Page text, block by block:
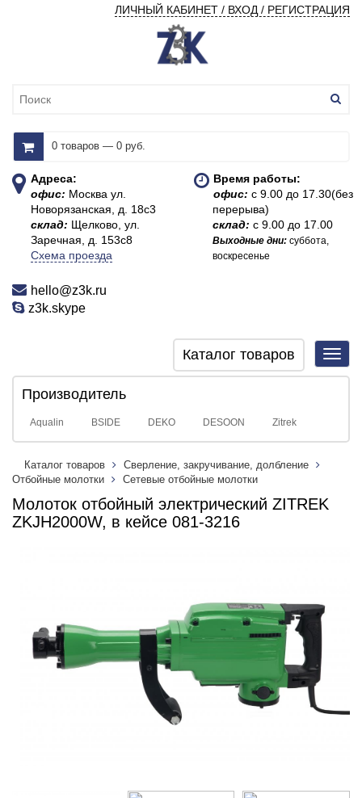
ЛИЧНЫЙ КАБИНЕТ / ВХОД / РЕГИСТРАЦИЯ
0 товаров — 0 руб.
Адреса:
офис: Москва ул.
Новорязанская, д. 18с3
склад: Щелково, ул.
Заречная, д. 153с8
Схема проезда
Время работы:
офис:с 9.00 до 17.30(без
перерыва)
склад:с 9.00 до 17.00
Выходные дни:суббота,
воскресенье
hello@z3k.ru
z3k.skype
Каталог товаров
Производитель
Aqualin BSIDE DEKO DESOON Zitrek
Каталог товаров
Сверление, закручивание, долбление
Отбойные молотки
Сетевые отбойные молотки
Молоток отбойный электрический ZITREK
ZKJH2000W, в кейсе 081-3216